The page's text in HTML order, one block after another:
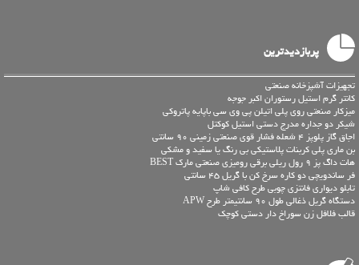
پربازدیدترین
تجهیزات آشپزخانه صنعتی
کانتر گرم استیل رستوران اکبر جوجه
میزکار صنعتی روی پلی اتیلن پی وی سی باپایه پاتروکی
شیکر دو جداره مدرج دستی استیل کوکتل
اجاق گاز پلوپز 4 شعله فشار قوی صنعتی زمینی 90 سانتی
بن ماری پلی کربنات پلاستیکی بی رنگ یا سفید و مشکی
هات داگ پز 9 رول ریلی برقی رومیزی صنعتی مارک BEST
فر ساندویچی دو کاره سرخ کن با گریل 45 سانتی
تابلو دیواری فانتزی چوبی طرح کافی شاپ
دستگاه گریل ذغالی طول 90 سانتیمتر طرح APW
قالب فلافل زن سوراخ دار دستی کوچک